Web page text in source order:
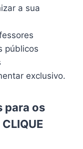
a sua
públicos
exclusivo.
para os
CLIQUE